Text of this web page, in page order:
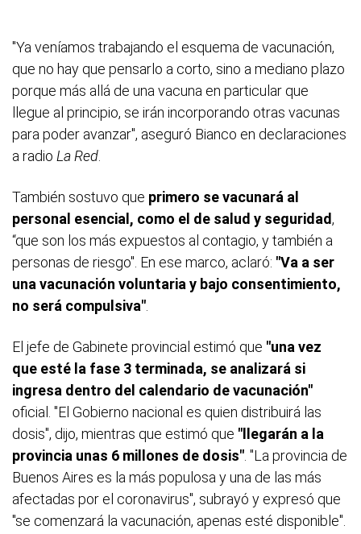
"Ya veníamos trabajando el esquema de vacunación,
que no hay que pensarlo a corto, sino a mediano plazo
porque más allá de una vacuna en particular que
llegue al principio, se irán incorporando otras vacunas
para poder avanzar", aseguró Bianco en declaraciones
a radio La Red
También sostuvo que primero se vacunará al
personal esencial, como el de salud y seguridad,
“que son los más expuestos al contagio, y también a
personas de riesgo". En ese marco, aclaró: "Va a ser
una vacunación voluntaria y bajo consentimiento,
no será compulsiva"
El jefe de Gabinete provincial estimó que "una vez
que esté la fase 3 terminada, se analizará si
ingresa dentro del calendario de vacunación"
oficial. "El Gobierno nacional es quien distribuirá las
dosis", dijo, mientras que estimó que "llegarán a la
provincia unas 6 millones de dosis" . "La provincia de
Buenos Aires es la más populosa y una de las más
afectadas por el coronavirus", subrayó y expresó que
"se comenzará la vacunación, apenas esté disponible".